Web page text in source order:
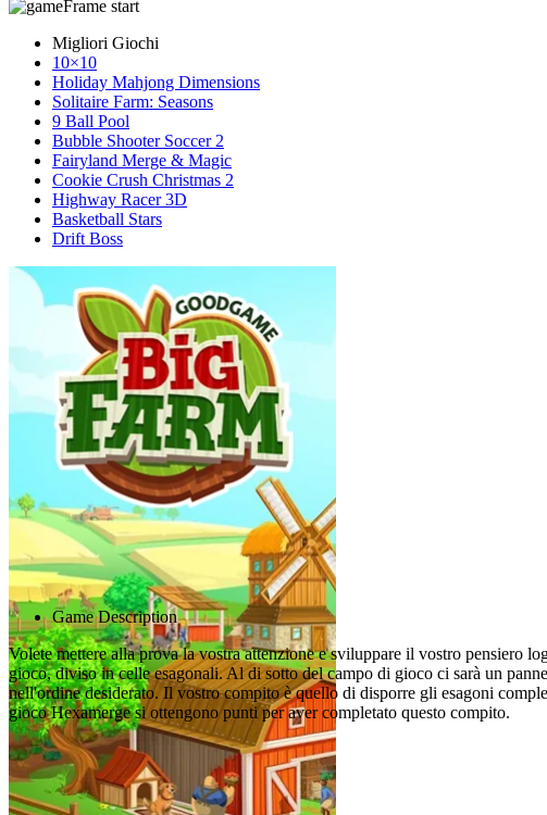
Migliori Giochi
10×10
Holiday Mahjong Dimensions
Solitaire Farm: Seasons
9 Ball Pool
Bubble Shooter Soccer 2
Fairyland Merge & Magic
Cookie Crush Christmas 2
Highway Racer 3D
Basketball Stars
Drift Boss
Advertisement
Game Description
Volete mettere alla prova la vostra attenzione e sviluppare il vostro pensiero
gioco, diviso in celle esagonali. Al di sotto del campo di gioco ci sarà un
nell'ordine desiderato. Il vostro compito è quello di disporre gli esagoni
gioco Hexamerge si ottengono punti per aver completato questo compito.
Giochi correlati